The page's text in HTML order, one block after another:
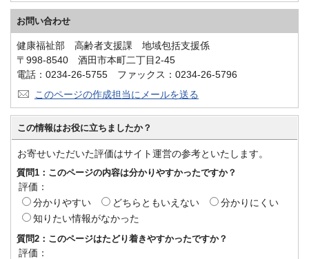
お問い合わせ
健康福祉部 高齢者支援課 地域包括支援係
〒998-8540 酒田市本町二丁目2-45
電話：0234-26-5755 ファックス：0234-26-5796
このページの作成担当にメールを送る
この情報はお役に立ちましたか？
お寄せいただいた評価はサイト運営の参考といたします。
質問1：このページの内容は分かりやすかったですか？
評価：
分かりやすい
どちらともいえない
分かりにくい
知りたい情報がなかった
質問2：このページはたどり着きやすかったですか？
評価：